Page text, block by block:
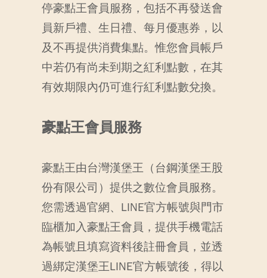
停豪點王會員服務， 包括不再發送會
員新戶禮、生日禮、每月優惠券，以
及不再提供消費集點。惟您會員帳戶
中若仍有尚未到期之紅利點數，在其
有效期限內仍可進行紅利點數兌換。
豪點王會員服務
豪點王由台灣漢堡王（台鋼漢堡王股
份有限公司）提供之數位會員服務。
您需透過官網、LINE官方帳號與門市
臨櫃加入豪點王會員，提供手機電話
為帳號且填寫資料後註冊會員，並透
過綁定漢堡王LINE官方帳號後，得以